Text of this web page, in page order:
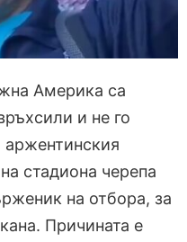
Америка са
и не го
аржентинския
стадиона черепа
на отбора, за
Причината е